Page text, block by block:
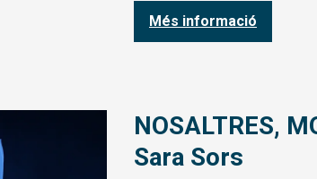
Més informació
NOSALTRES,
Sara Sors